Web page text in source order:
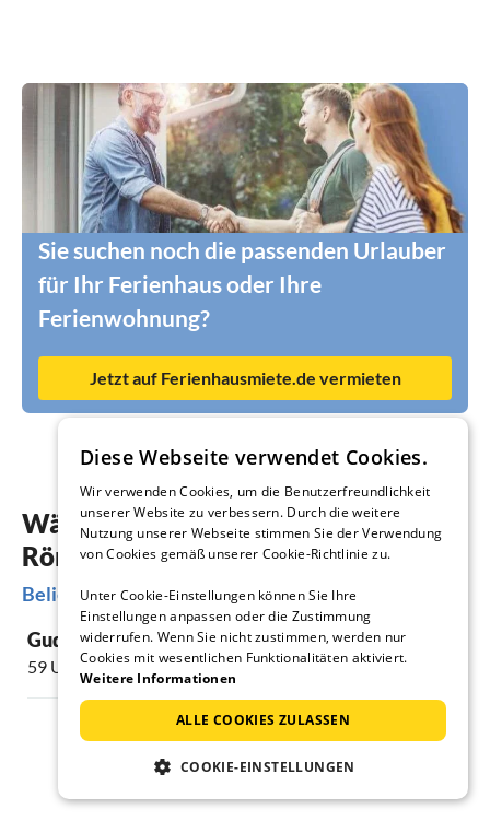
Sie suchen noch die passenden Urlauber
für Ihr Ferienhaus oder Ihre
Ferienwohnung?
Jetzt auf Ferienhausmiete.de vermieten
Wählen Sie aus 6 Angeboten Ihre
Rönne-Ferienwohnung
Beliebte Regionen und Orte in Rönne
Gudhjem
59 Unterkünfte
Diese Webseite verwendet Cookies.
Wir verwenden Cookies, um die Benutzerfreundlichkeit
unserer Website zu verbessern. Durch die weitere
Nutzung unserer Webseite stimmen Sie der Verwendung
von Cookies gemäß unserer Cookie-Richtlinie zu.
Unter Cookie-Einstellungen können Sie Ihre
Einstellungen anpassen oder die Zustimmung
widerrufen. Wenn Sie nicht zustimmen, werden nur
Cookies mit wesentlichen Funktionalitäten aktiviert.
Weitere Informationen
ALLE COOKIES ZULASSEN
COOKIE-EINSTELLUNGEN